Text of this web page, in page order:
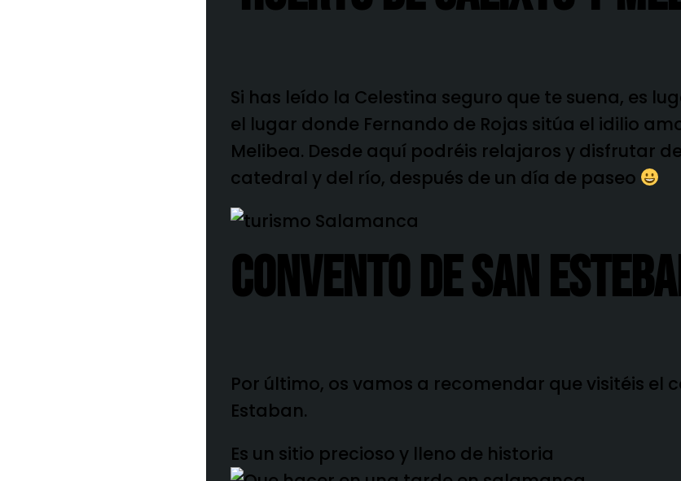
Si has leído la Celestina seguro que te suena, es
el lugar donde Fernando de Rojas sitúa el idilio
Melibea. Desde aquí podréis relajaros y disfrutar
catedral y del río, después de un día de paseo
Convento De San
Por último, os vamos a recomendar que visitéis el
Estaban.
Es un sitio precioso y lleno de historia